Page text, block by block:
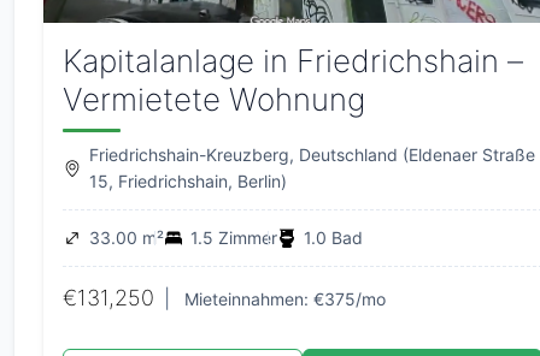
Kapitalanlage in Friedrichshain –
Vermietete Wohnung
Friedrichshain-Kreuzberg, Deutschland (Eldenaer Straße
15, Friedrichshain, Berlin)
33.00 m² 1.5 Zimmer 1.0 Bad
€131,250 Mieteinnahmen: €375/mo